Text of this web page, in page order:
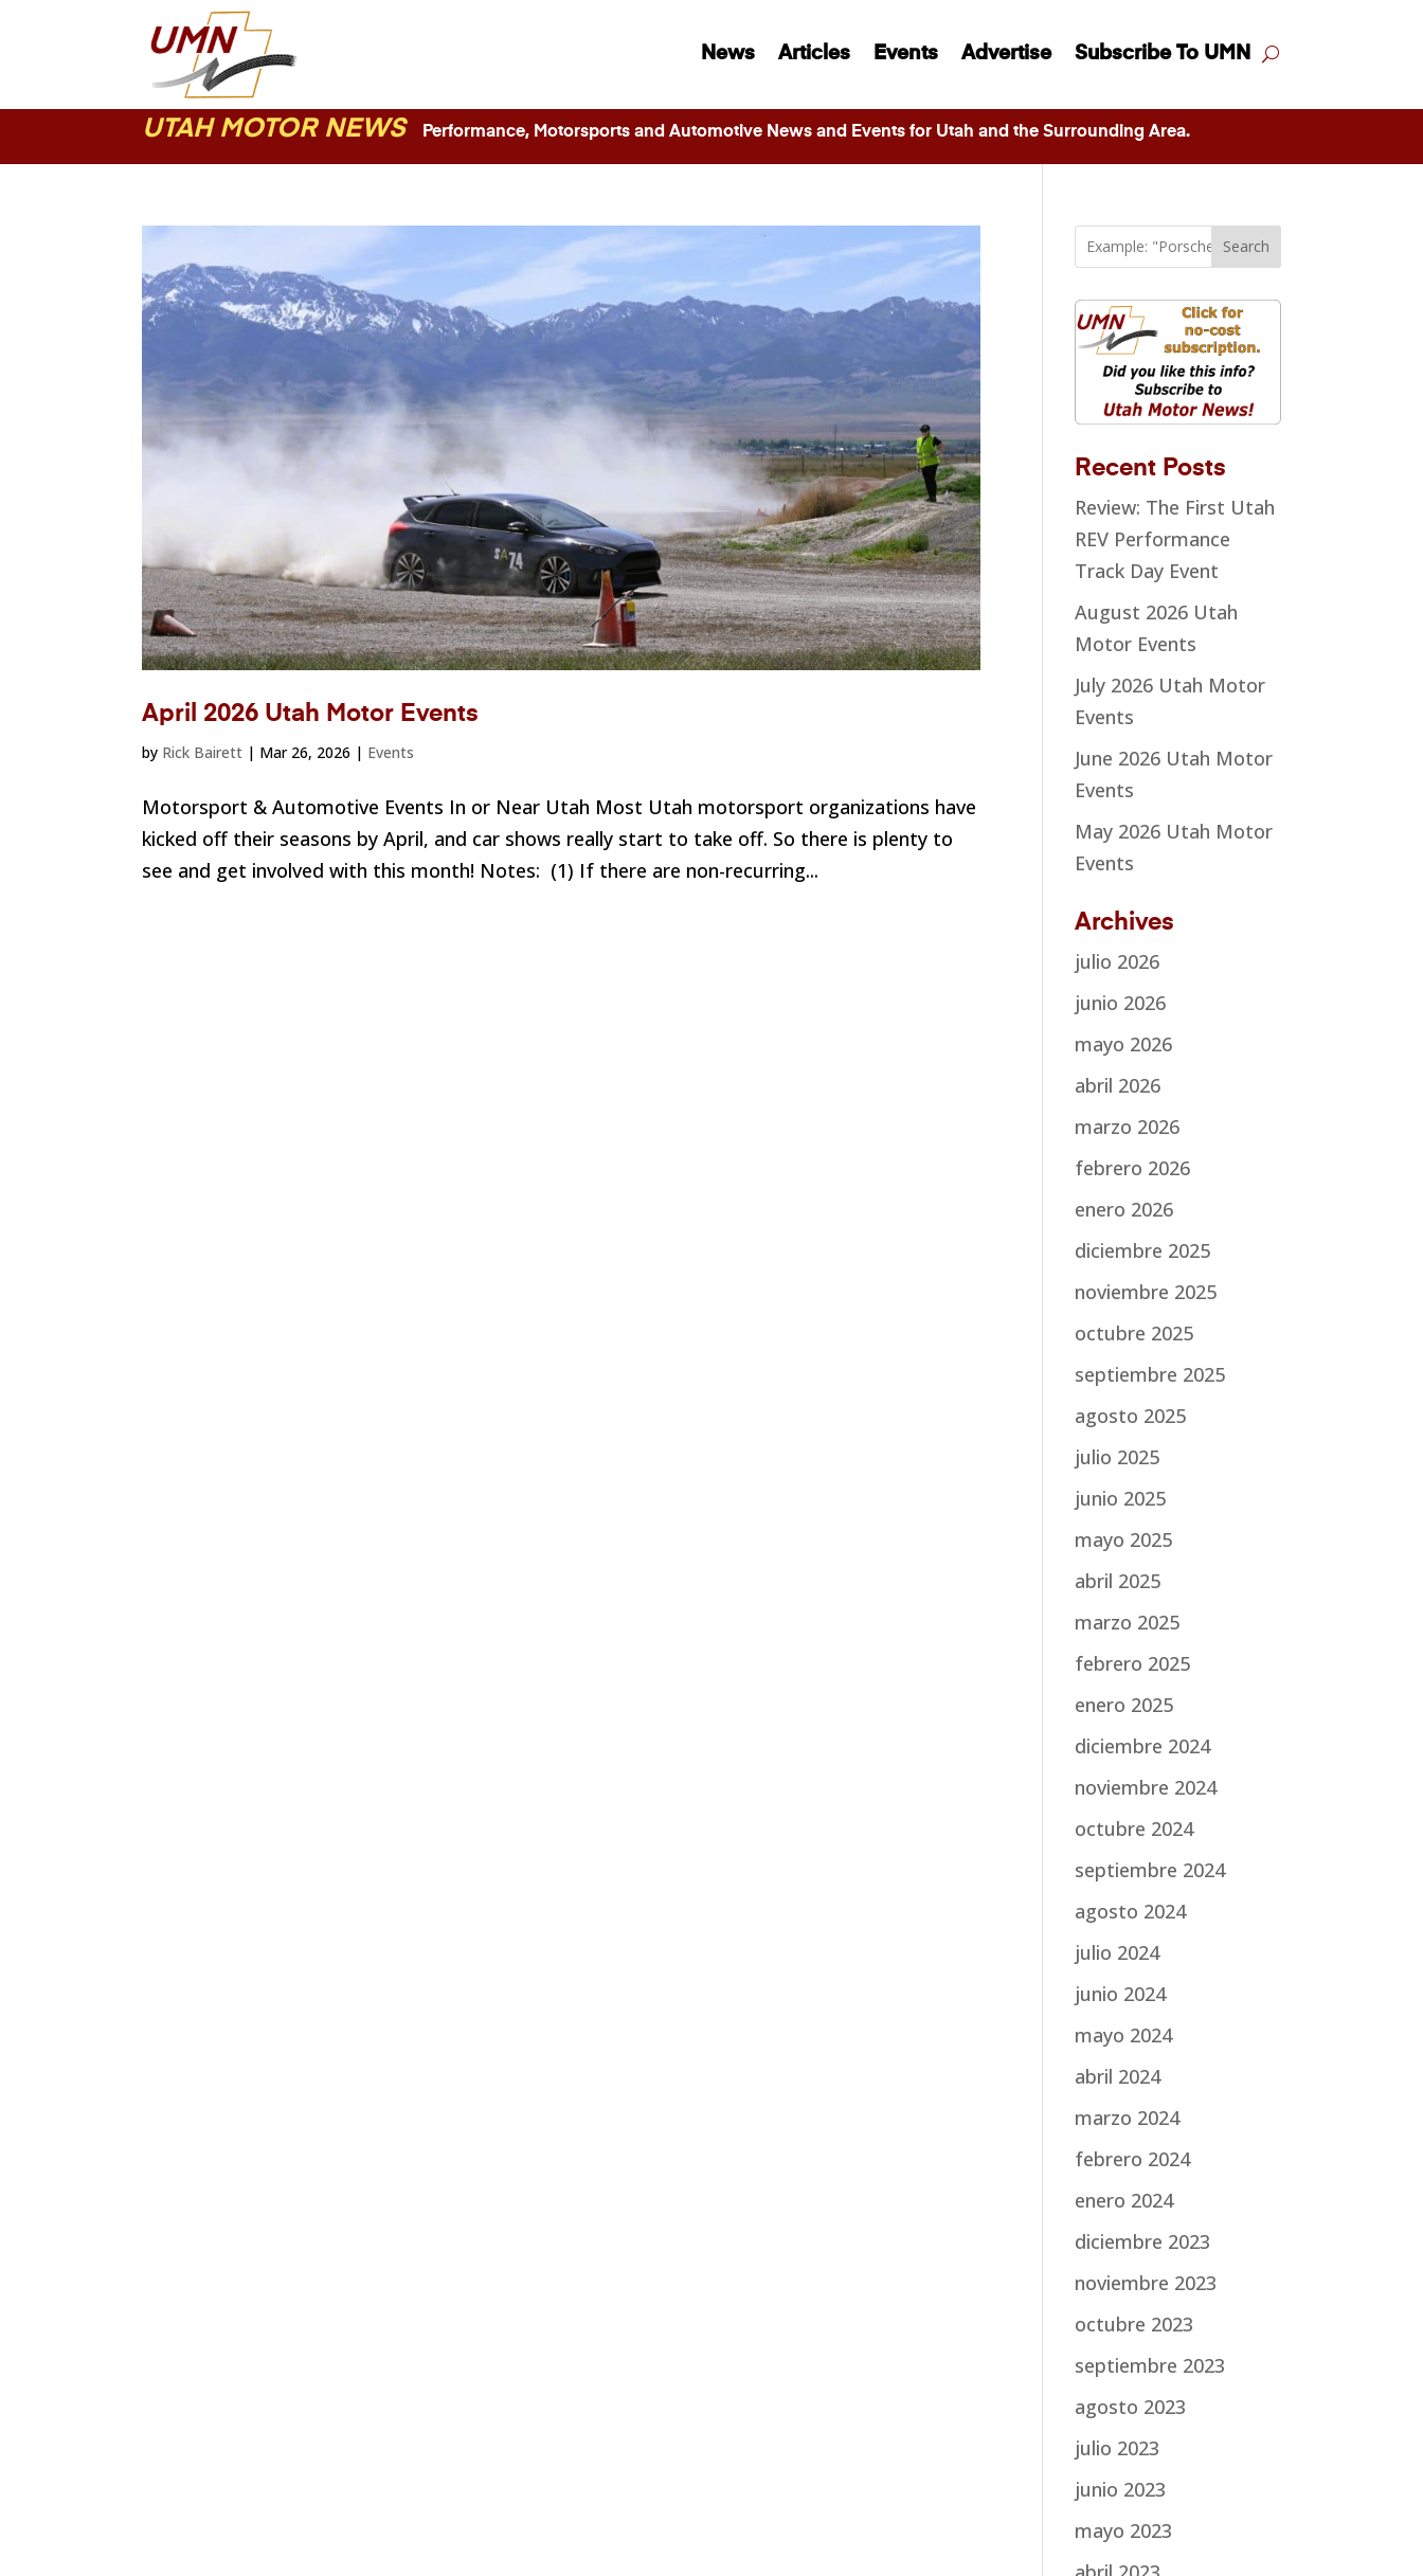
News Articles Events Advertise Subscribe To UMN
UTAH MOTOR NEWSPerformance, Motorsports and Automotive News and Events for Utah and the Surrounding Area.
April 2026 Utah Motor Events
by Rick Bairett | Mar 26, 2026 | Events
Motorsport & Automotive Events In or Near Utah Most Utah motorsport organizations have
kicked off their seasons by April, and car shows really start to take off. So there is plenty to
see and get involved with this month! Notes: (1) If there are non-recurring...
Search
Recent Posts
Review: The First Utah
REV Performance
Track Day Event
August 2026 Utah
Motor Events
July 2026 Utah Motor
Events
June 2026 Utah Motor
Events
May 2026 Utah Motor
Events
Archives
julio 2026
junio 2026
mayo 2026
abril 2026
marzo 2026
febrero 2026
enero 2026
diciembre 2025
noviembre 2025
octubre 2025
septiembre 2025
agosto 2025
julio 2025
junio 2025
mayo 2025
abril 2025
marzo 2025
febrero 2025
enero 2025
diciembre 2024
noviembre 2024
octubre 2024
septiembre 2024
agosto 2024
julio 2024
junio 2024
mayo 2024
abril 2024
marzo 2024
febrero 2024
enero 2024
diciembre 2023
noviembre 2023
octubre 2023
septiembre 2023
agosto 2023
julio 2023
junio 2023
mayo 2023